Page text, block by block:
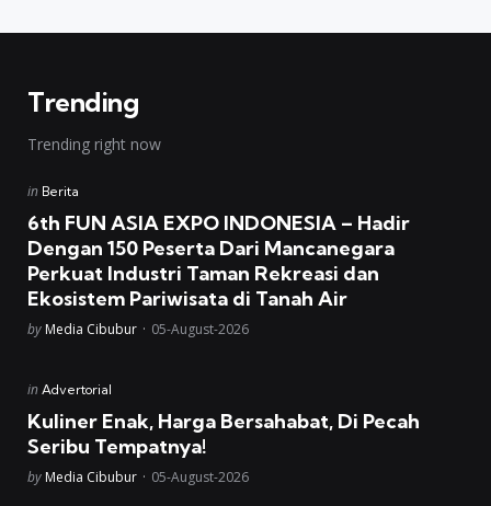
Trending
Trending right now
Posted
in Berita
6th FUN ASIA EXPO INDONESIA – Hadir
Dengan 150 Peserta Dari Mancanegara
Perkuat Industri Taman Rekreasi dan
Ekosistem Pariwisata di Tanah Air
Posted
by Media Cibubur 05-August-2026
Posted
in Advertorial
Kuliner Enak, Harga Bersahabat, Di Pecah
Seribu Tempatnya!
Posted
by Media Cibubur 05-August-2026